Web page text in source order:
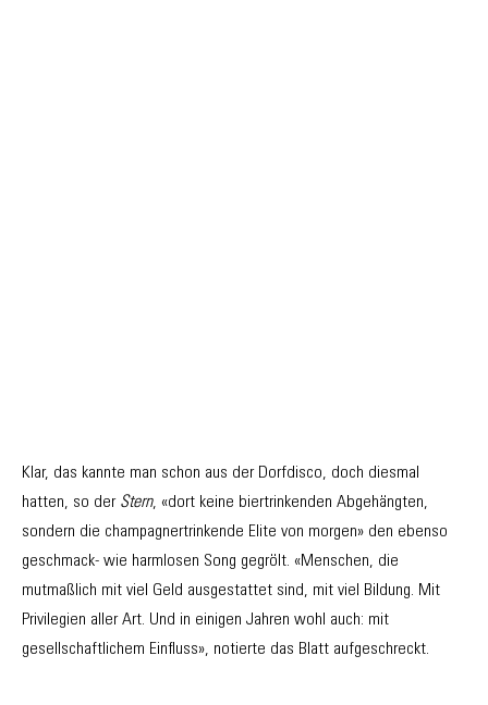
Klar, das kannte man schon aus der Dorfdisco, doch diesmal
hatten, so der Stern, «dort keine biertrinkenden Abgehängten,
sondern die champagnertrinkende Elite von morgen» den ebenso
geschmack- wie harmlosen Song gegrölt. «Menschen, die
mutmaßlich mit viel Geld ausgestattet sind, mit viel Bildung. Mit
Privilegien aller Art. Und in einigen Jahren wohl auch: mit
gesellschaftlichem Einfluss», notierte das Blatt aufgeschreckt.